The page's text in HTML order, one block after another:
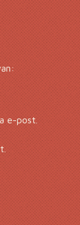
e-post.